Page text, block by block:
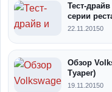
Тест-
серии
22.11.20150
Обзор
Туарег)
19.11.20150